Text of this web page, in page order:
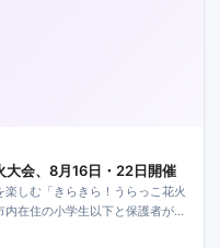
大会、8月16日・22日開催
しむ「きらきら！うらっこ花火
在住の小学生以下と保護者が対